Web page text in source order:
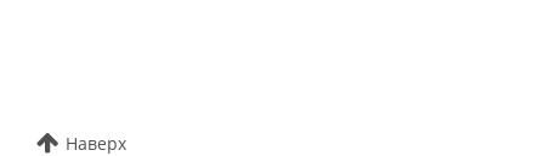
Наверх